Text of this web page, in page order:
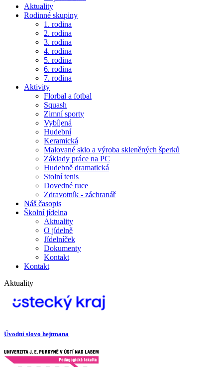
Aktuality
Rodinné skupiny
1. rodina
2. rodina
3. rodina
4. rodina
5. rodina
6. rodina
7. rodina
Aktivity
Florbal a fotbal
Squash
Zimní sporty
Vybíjená
Hudební
Keramická
Malované sklo a výroba skleněných šperků
Základy práce na PC
Hudebně dramatická
Stolní tenis
Dovedné ruce
Zdravotník - záchranář
Náš časopis
Školní jídelna
Aktuality
O jídelně
Jídelníček
Dokumenty
Kontakt
Kontakt
Aktuality
Úvodní slovo hejtmana